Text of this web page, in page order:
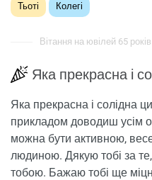
Тьоті Колегі
Вітання на ювілей 65
Яка прекрасна і
Яка прекрасна і солідна
прикладом доводиш усім
можна бути активною,
людиною. Дякую тобі за
тобою. Бажаю тобі ще